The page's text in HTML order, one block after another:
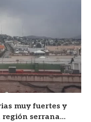
muy fuertes y
serrana...